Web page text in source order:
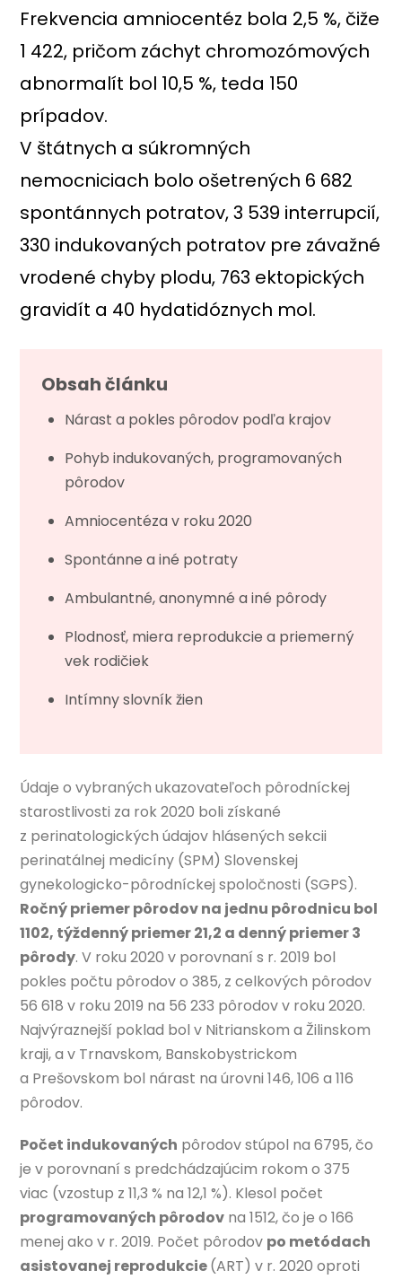
Frekvencia amniocentéz bola 2,5 %, čiže
1 422, pričom záchyt chromozómových
abnormalít bol 10,5 %, teda 150
prípadov.
V štátnych a súkromných
nemocniciach bolo ošetrených 6 682
spontánnych potratov, 3 539 interrupcií,
330 indukovaných potratov pre závažné
vrodené chyby plodu, 763 ektopických
gravidít a 40 hydatidóznych mol.
Obsah článku
Nárast a pokles pôrodov podľa krajov
Pohyb indukovaných, programovaných
pôrodov
Amniocentéza v roku 2020
Spontánne a iné potraty
Ambulantné, anonymné a iné pôrody
Plodnosť, miera reprodukcie a priemerný
vek rodičiek
Intímny slovník žien
Údaje o vybraných ukazovateľoch pôrodníckej
starostlivosti za rok 2020 boli získané
z perinatologických údajov hlásených sekcii
perinatálnej medicíny (SPM) Slovenskej
gynekologicko-pôrodníckej spoločnosti (SGPS).
Ročný priemer pôrodov na jednu pôrodnicu bol
1102, týždenný priemer 21,2 a denný priemer 3
pôrody. V roku 2020 v porovnaní s r. 2019 bol
pokles počtu pôrodov o 385, z celkových pôrodov
56 618 v roku 2019 na 56 233 pôrodov v roku 2020.
Najvýraznejší poklad bol v Nitrianskom a Žilinskom
kraji, a v Trnavskom, Banskobystrickom
a Prešovskom bol nárast na úrovni 146, 106 a 116
pôrodov.
Počet indukovaných pôrodov stúpol na 6795, čo
je v porovnaní s predchádzajúcim rokom o 375
viac (vzostup z 11,3 % na 12,1 %). Klesol počet
programovaných pôrodov na 1512, čo je o 166
menej ako v r. 2019. Počet pôrodov po metódach
asistovanej reprodukcie(ART) v r. 2020 oproti